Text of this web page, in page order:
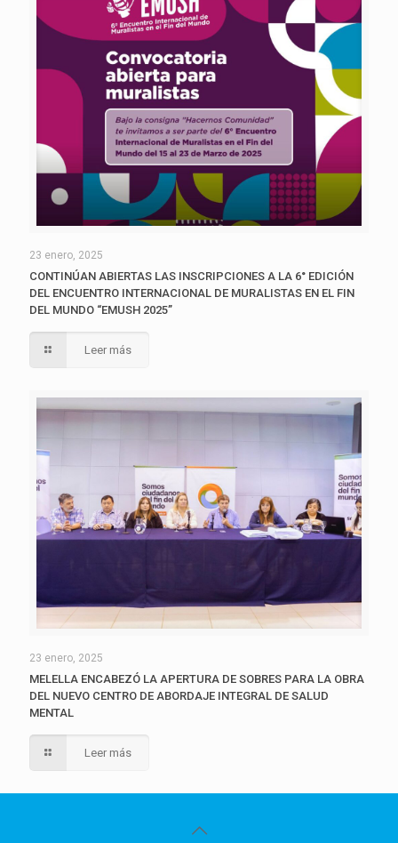
23 enero, 2025
CONTINÚAN ABIERTAS LAS INSCRIPCIONES A LA 6° EDICIÓN
DEL ENCUENTRO INTERNACIONAL DE MURALISTAS EN EL FIN
DEL MUNDO “EMUSH 2025”
Leer más
23 enero, 2025
MELELLA ENCABEZÓ LA APERTURA DE SOBRES PARA LA OBRA
DEL NUEVO CENTRO DE ABORDAJE INTEGRAL DE SALUD
MENTAL
Leer más